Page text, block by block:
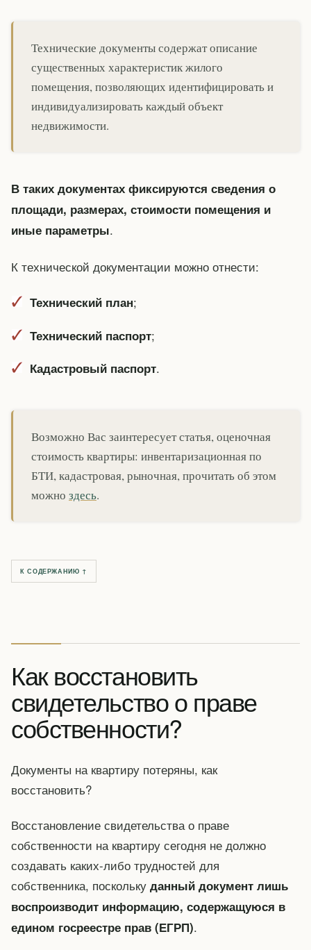
Технические документы содержат описание
существенных характеристик жилого
помещения, позволяющих идентифицировать и
индивидуализировать каждый объект
недвижимости.
В таких документах фиксируются сведения о
площади, размерах, стоимости помещения и
иные параметры.
К технической документации можно отнести:
Технический план;
Технический паспорт;
Кадастровый паспорт.
Возможно Вас заинтересует статья, оценочная
стоимость квартиры: инвентаризационная по
БТИ, кадастровая, рыночная, прочитать об этом
можно здесь.
К СОДЕРЖАНИЮ ↑
Как восстановить
свидетельство о праве
собственности?
Документы на квартиру потеряны, как
восстановить?
Восстановление свидетельства о праве
собственности на квартиру сегодня не должно
создавать каких-либо трудностей для
собственника, поскольку данный документ лишь
воспроизводит информацию, содержащуюся в
едином госреестре прав (ЕГРП).